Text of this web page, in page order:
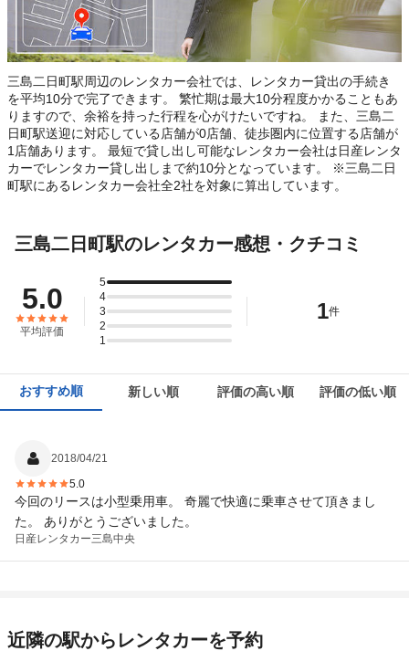
三島二日町駅周辺のレンタカー会社では、レンタカー貸出の手続き
を平均10分で完了できます。 繁忙期は最大10分程度かかることもあ
りますので、余裕を持った行程を心がけたいですね。 また、三島二
日町駅送迎に対応している店舗が0店舗、徒歩圏内に位置する店舗が
1店舗あります。 最短で貸し出し可能なレンタカー会社は日産レンタ
カーでレンタカー貸し出しまで約10分となっています。 ※三島二日
町駅にあるレンタカー会社全2社を対象に算出しています。
三島二日町駅のレンタカー感想・クチコミ
5.0
平均評価
5
4
3
2
1
1件
おすすめ順 新しい順 評価の高い順 評価の低い順
2018/04/21
5.0
今回のリースは小型乗用車。 奇麗で快適に乗車させて頂きまし
た。 ありがとうございました。
日産レンタカー三島中央
近隣の駅からレンタカーを予約